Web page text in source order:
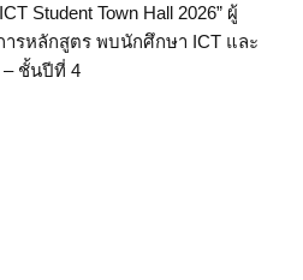
Student Town Hall 2026” ผู้
ารหลักสูตร พบนักศึกษา ICT และ
– ชั้นปีที่ 4